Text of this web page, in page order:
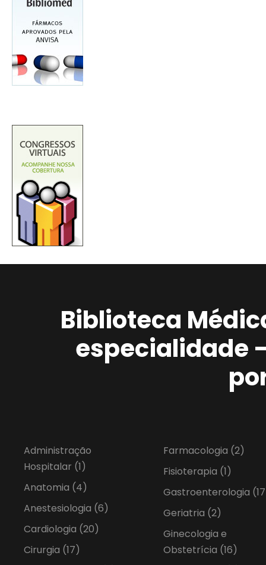
Biblioteca
especialidade
Administração
Hospitalar (1)
Anatomia (4)
Anestesiologia (6)
Cardiologia (20)
Cirurgia (17)
Farmacologia (2)
Fisioterapia (1)
Gastroenterologia
Geriatria (2)
Ginecologia e
Obstetrícia (16)